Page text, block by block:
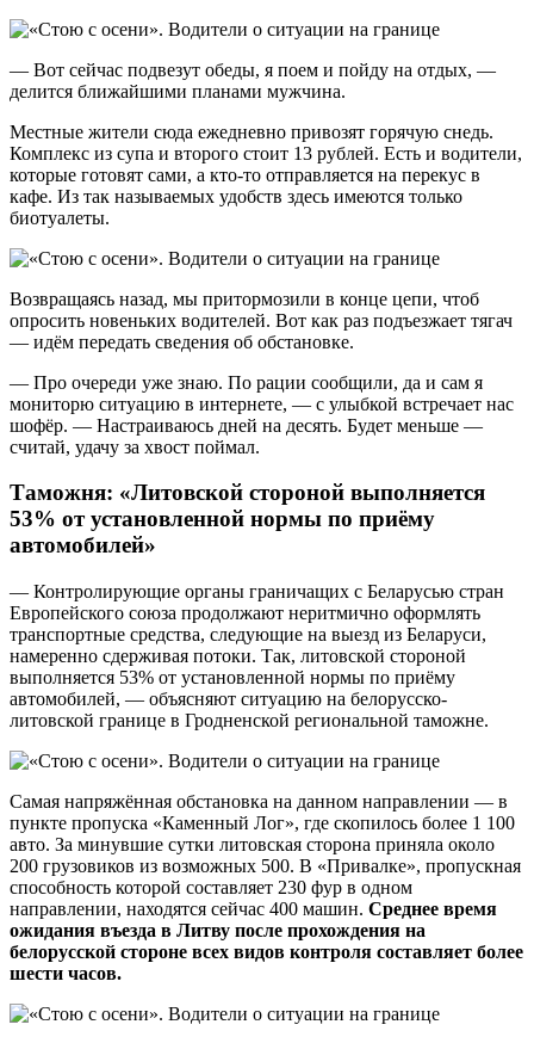
— Вот сейчас подвезут обеды, я поем и пойду на отдых, —
делится ближайшими планами мужчина.
Местные жители сюда ежедневно привозят горячую снедь.
Комплекс из супа и второго стоит 13 рублей. Есть и водители,
которые готовят сами, а кто-то отправляется на перекус в
кафе. Из так называемых удобств здесь имеются только
биотуалеты.
Возвращаясь назад, мы притормозили в конце цепи, чтоб
опросить новеньких водителей. Вот как раз подъезжает тягач
— идём передать сведения об обстановке.
— Про очереди уже знаю. По рации сообщили, да и сам я
мониторю ситуацию в интернете, — с улыбкой встречает нас
шофёр. — Настраиваюсь дней на десять. Будет меньше —
считай, удачу за хвост поймал.
Таможня: «Литовской стороной выполняется
53% от установленной нормы по приёму
автомобилей»
— Контролирующие органы граничащих с Беларусью стран
Европейского союза продолжают неритмично оформлять
транспортные средства, следующие на выезд из Беларуси,
намеренно сдерживая потоки. Так, литовской стороной
выполняется 53% от установленной нормы по приёму
автомобилей, — объясняют ситуацию на белорусско-
литовской границе в Гродненской региональной таможне.
Самая напряжённая обстановка на данном направлении — в
пункте пропуска «Каменный Лог», где скопилось более 1 100
авто. За минувшие сутки литовская сторона приняла около
200 грузовиков из возможных 500. В «Привалке», пропускная
способность которой составляет 230 фур в одном
направлении, находятся сейчас 400 машин. Среднее время
ожидания въезда в Литву после прохождения на
белорусской стороне всех видов контроля составляет более
шести часов.